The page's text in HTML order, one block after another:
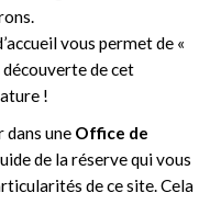
vous permet de «
de cet
!
dans une Office de
de la réserve qui vous
de ce site. Cela